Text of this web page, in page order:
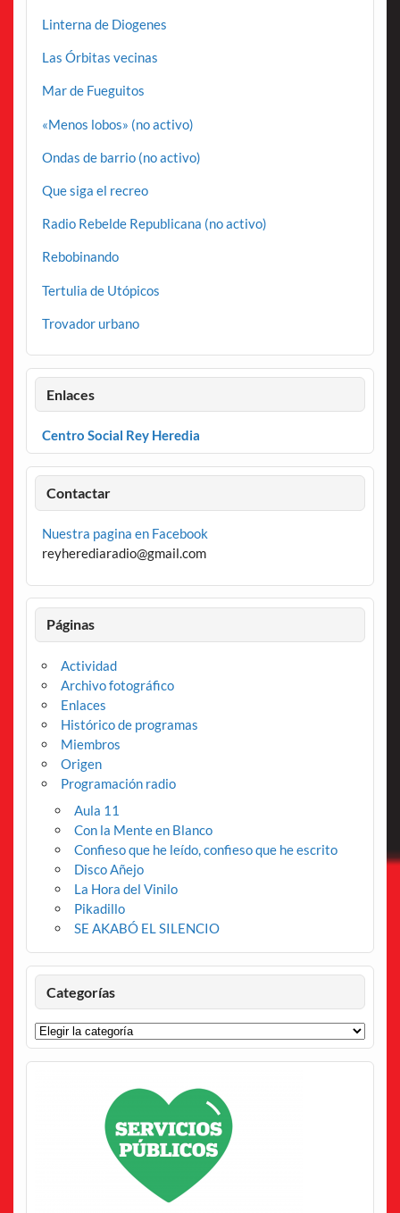
Linterna de Diogenes
Las Órbitas vecinas
Mar de Fueguitos
«Menos lobos» (no activo)
Ondas de barrio (no activo)
Que siga el recreo
Radio Rebelde Republicana (no activo)
Rebobinando
Tertulia de Utópicos
Trovador urbano
Enlaces
Centro Social Rey Heredia
Contactar
Nuestra pagina en Facebook
reyherediaradio@gmail.com
Páginas
Actividad
Archivo fotográfico
Enlaces
Histórico de programas
Miembros
Origen
Programación radio
Aula 11
Con la Mente en Blanco
Confieso que he leído, confieso que he escrito
Disco Añejo
La Hora del Vinilo
Pikadillo
SE AKABÓ EL SILENCIO
Categorías
Categorías